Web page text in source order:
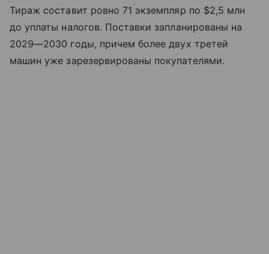
Тираж составит ровно 71 экземпляр по $2,5 млн
до уплаты налогов. Поставки запланированы на
2029—2030 годы, причем более двух третей
машин уже зарезервированы покупателями.